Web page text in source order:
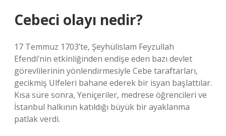
Cebeci olayı nedir?
17 Temmuz 1703’te, Şeyhülislam Feyzullah
Efendi’nin etkinliğinden endişe eden bazı devlet
görevlilerinin yönlendirmesiyle Cebe taraftarları,
gecikmiş Ulfeleri bahane ederek bir isyan başlattılar.
Kısa süre sonra, Yeniçeriler, medrese öğrencileri ve
İstanbul halkının katıldığı büyük bir ayaklanma
patlak verdi.